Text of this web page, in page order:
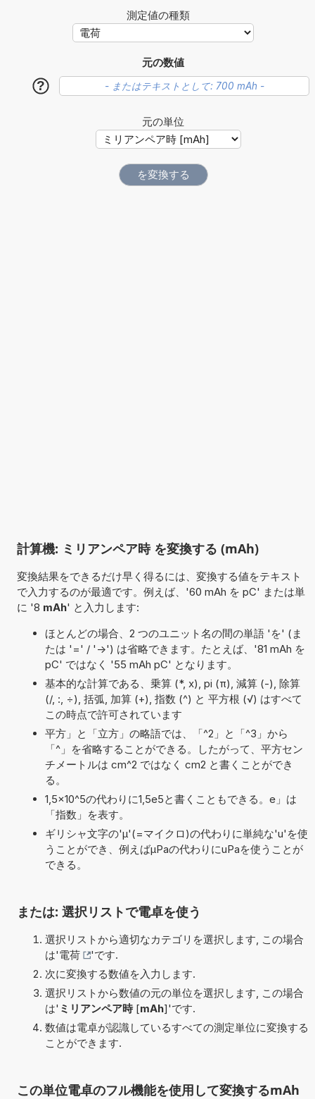
測定値の種類
元の数値
?
元の単位
計算機: ミリアンペア時 を変換する (mAh)
変換結果をできるだけ早く得るには、変換する値をテキスト
で入力するのが最適です。例えば、'60 mAh を pC' または単
に '8 mAh' と入力します:
ほとんどの場合、2 つのユニット名の間の単語 'を' (ま
たは '=' / '->') は省略できます。たとえば、'81 mAh を
pC' ではなく '55 mAh pC' となります。
基本的な計算である、乗算 (*, x), pi (π), 減算 (-), 除算
(/, :, ÷), 括弧, 加算 (+), 指数 (^) と 平方根 (√) はすべて
この時点で許可されています
平方」と「立方」の略語では、「^2」と「^3」から
「^」を省略することができる。したがって、平方セン
チメートルは cm^2 ではなく cm2 と書くことができ
る。
1,5×10^5の代わりに1,5e5と書くこともできる。e」は
「指数」を表す。
ギリシャ文字の'μ'(=マイクロ)の代わりに単純な'u'を使
うことができ、例えばµPaの代わりにuPaを使うことが
できる。
または: 選択リストで電卓を使う
選択リストから適切なカテゴリを選択します, この場合
は'電荷
'です.
次に変換する数値を入力します.
選択リストから数値の元の単位を選択します, この場合
は' ミリアンペア時[mAh]'です.
数値は電卓が認識しているすべての測定単位に変換する
ことができます.
この単位電卓のフル機能を使用して変換するmAh